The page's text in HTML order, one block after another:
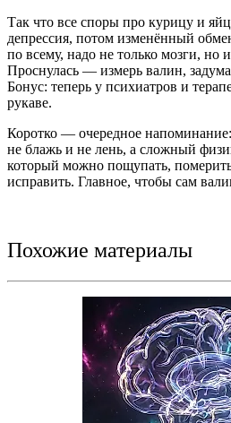
Так что все споры про курицу и
депрессия, потом изменённый
по всему, надо не только мозги, но
Проснулась — измерь валин,
Бонус: теперь у психиатров и
рукаве.
Коротко — очередное
не блажь и не лень, а сложный
который можно пощупать, померить
исправить. Главное, чтобы сам
Похожие материалы